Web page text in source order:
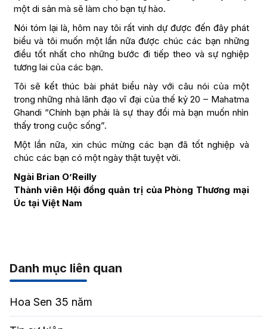
một di sản mà sẽ làm cho bạn tự hào.
Nói tóm lại là, hôm nay tôi rất vinh dự được đến đây phát
biểu và tôi muốn một lần nữa được chúc các bạn những
điều tốt nhất cho những bước đi tiếp theo và sự nghiệp
tương lai của các bạn.
Tôi sẽ kết thúc bài phát biểu này với câu nói của một
trong những nhà lãnh đạo vĩ đại của thế kỷ 20 – Mahatma
Ghandi “Chính bạn phải là sự thay đổi mà bạn muốn nhìn
thấy trong cuộc sống”.
Một lần nữa, xin chúc mừng các bạn đã tốt nghiệp và
chúc các bạn có một ngày thật tuyệt vời.
Ngài Brian O’Reilly
Thành viên Hội đồng quản trị của Phòng Thương mại
Úc tại Việt Nam
Danh mục liên quan
Hoa Sen 35 năm